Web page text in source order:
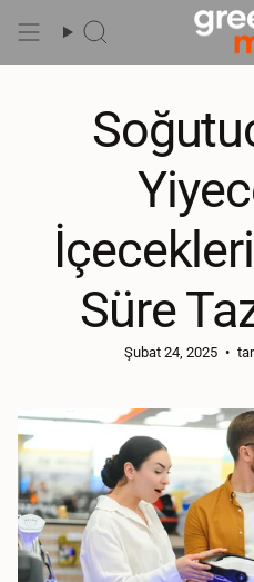
Git
Ara
Süre
Şubat 24, 2025